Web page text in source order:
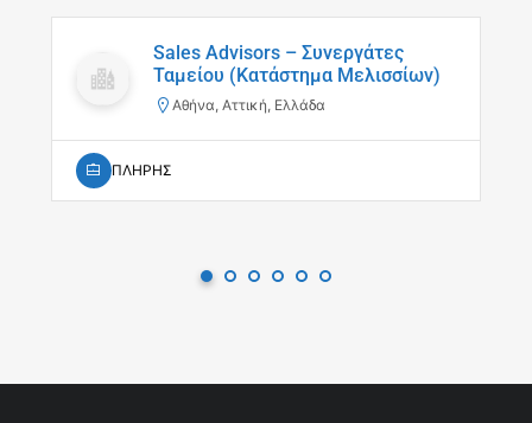
Sales Advisors – Συνεργάτες
Ταμείου (Κατάστημα Μελισσίων)
Αθήνα, Αττική, Ελλάδα
ΠΛΗΡΗΣ